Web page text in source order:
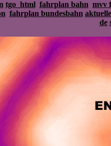
tgo_html fahrplan bahn mvv
fahrplan bundesbahn
de